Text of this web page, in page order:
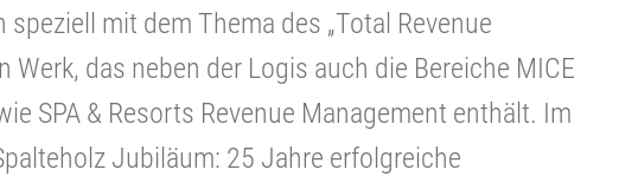
mit dem Thema des „Total Revenue
Werk, das neben der Logis auch die Bereiche MICE
SPA & Resorts Revenue Management enthält. Im
Jubiläum: 25 Jahre erfolgreiche